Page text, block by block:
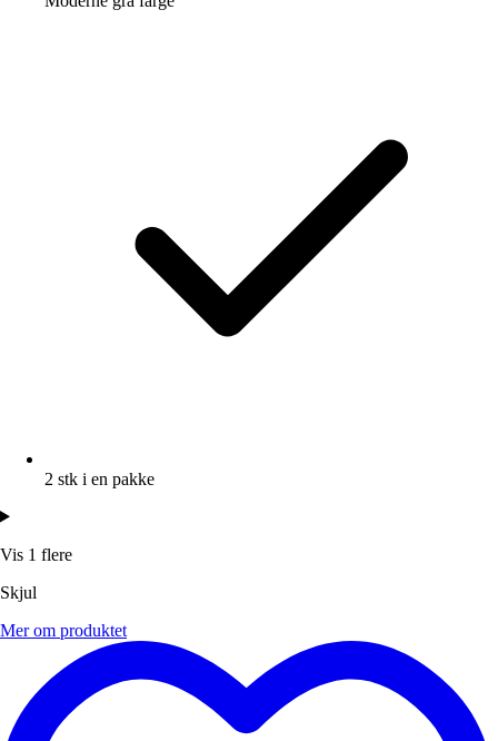
2 stk i en pakke
Vis 1 flere
Skjul
Mer om produktet